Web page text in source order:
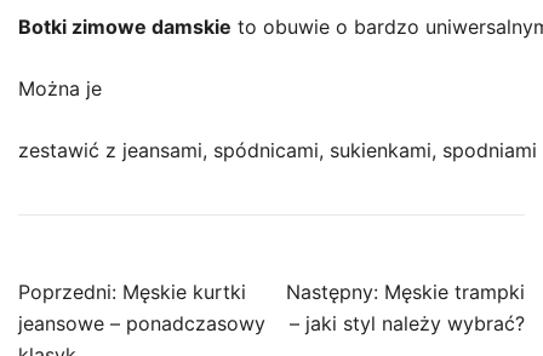
Botki zimowe damskie to obuwie o bardzo
Można je
zestawić z jeansami, spódnicami, sukienkami,
Nawigacja
wpisu
Poprzedni: Męskie kurtki
jeansowe – ponadczasowy
Następny: Męskie trampki
– jaki styl należy wybrać?